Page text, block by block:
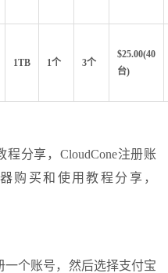
1TB 1个 3个
$25.00(40
台)
程分享，CloudCone注册账
购买和使用教程分享，
个账号，然后选择支付宝